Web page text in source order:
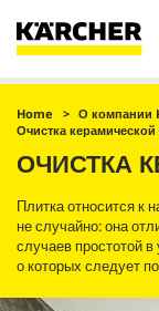
Корзина
Home О компании
Очистка керамической
ОЧИСТКА
Плитка относится к
не случайно: она
случаев простотой
о которых следует